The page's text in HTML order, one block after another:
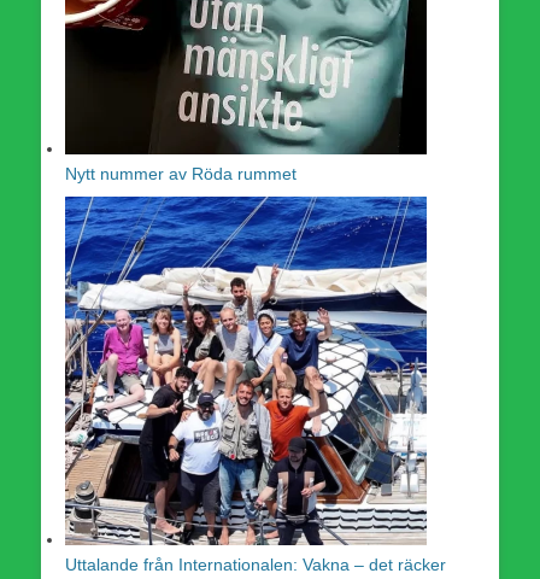
Nytt nummer av Röda rummet
Uttalande från Internationalen: Vakna – det räcker